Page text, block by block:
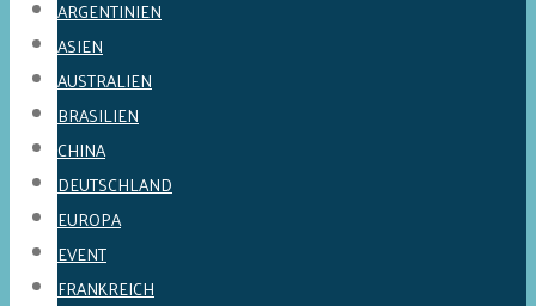
ARGENTINIEN
ASIEN
AUSTRALIEN
BRASILIEN
CHINA
DEUTSCHLAND
EUROPA
EVENT
FRANKREICH